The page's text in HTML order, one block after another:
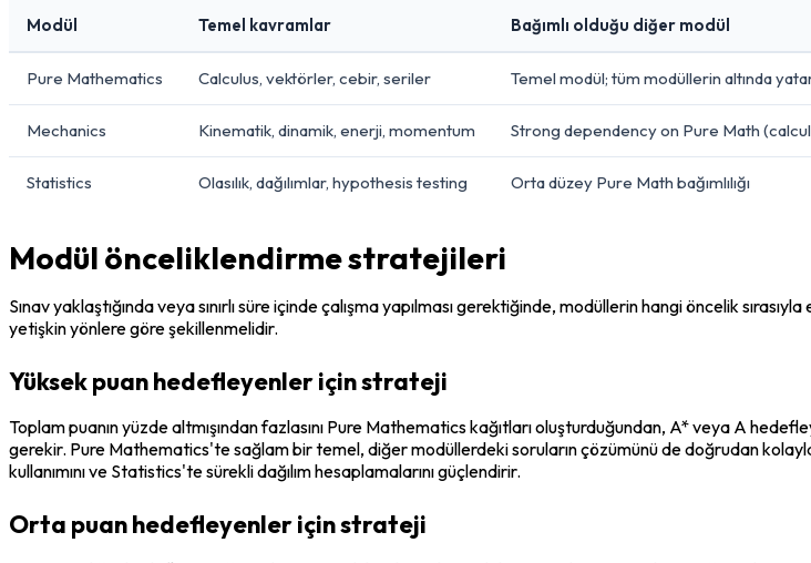
Modül Temel kavramlar Bağımlı olduğu diğer modül
Pure Mathematics Calculus, vektörler, cebir, seriler Temel modül; tüm modüllerin altında
Mechanics Kinematik, dinamik, enerji, momentum Strong dependency on Pure Math
Statistics Olasılık, dağılımlar, hypothesis testing Orta düzey Pure Math bağımlılığı
Modül önceliklendirme stratejileri
Sınav yaklaştığında veya sınırlı süre içinde çalışma yapılması gerektiğinde, modüllerin hangi öncelik
yetişkin yönlere göre şekillenmelidir.
Yüksek puan hedefleyenler için strateji
Toplam puanın yüzde altmışından fazlasını Pure Mathematics kağıtları oluşturduğundan, A* veya A
gerekir. Pure Mathematics'te sağlam bir temel, diğer modüllerdeki soruların çözümünü de doğrudan
kullanımını ve Statistics'te sürekli dağılım hesaplamalarını güçlendirir.
Orta puan hedefleyenler için strateji